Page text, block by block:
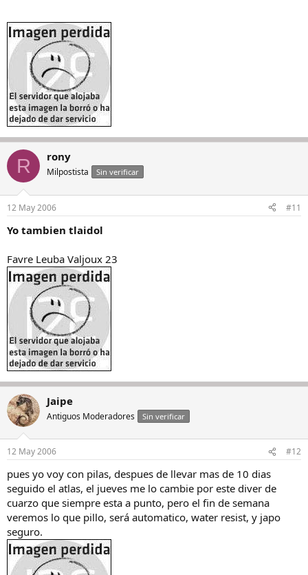
R rony
Milpostista Sin verificar
12 May 2006 #11
Yo tambien tlaidol
Favre Leuba Valjoux 23
Jaipe
Antiguos Moderadores Sin verificar
12 May 2006 #12
pues yo voy con pilas, despues de llevar mas de 10 dias
seguido el atlas, el jueves me lo cambie por este diver de
cuarzo que siempre esta a punto, pero el fin de semana
veremos lo que pillo, será automatico, water resist, y japo
seguro.